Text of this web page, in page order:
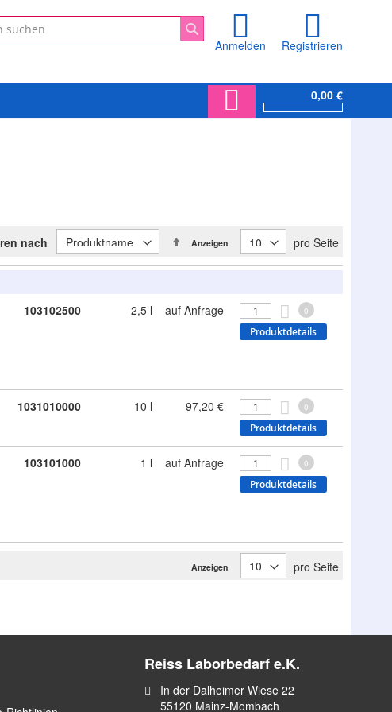
0,00 €
Anmelden Registrieren
Suche
Anzeigen pro Seite
nach
absteigender
Reihenfolge
103102500 2,5 l auf Anfrage 0
Produktdetails
1031010000 10 l 97,20 € 0
Produktdetails
103101000 1 l auf Anfrage 0
Produktdetails
Anzeigen pro Seite
Reiss Laborbedarf e.K.
In der Dalheimer Wiese 22
55120 Mainz-Mombach